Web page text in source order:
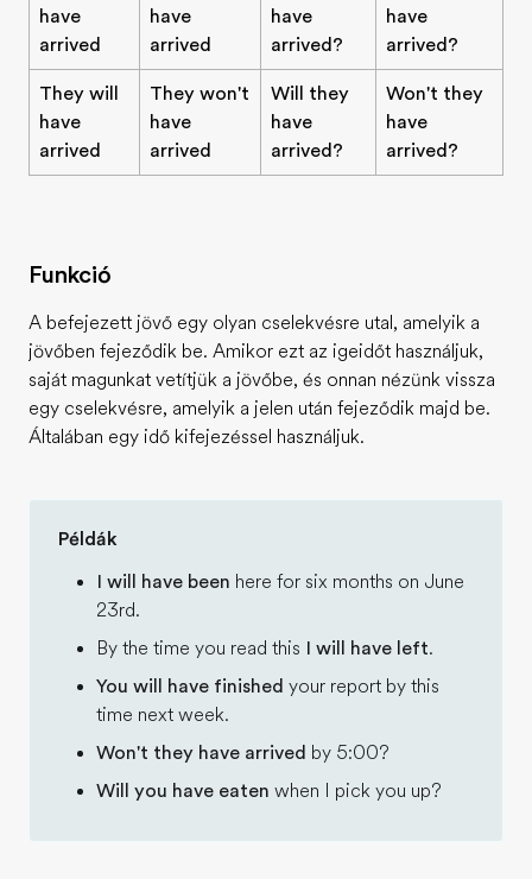
have
arrived
have
arrived
have
arrived?
have
arrived?
They will
have
arrived
They won't
have
arrived
Will they
have
arrived?
Won't they
have
arrived?
Funkció
A befejezett jövő egy olyan cselekvésre utal, amelyik a
jövőben fejeződik be. Amikor ezt az igeidőt használjuk,
saját magunkat vetítjük a jövőbe, és onnan nézünk vissza
egy cselekvésre, amelyik a jelen után fejeződik majd be.
Általában egy idő kifejezéssel használjuk.
Példák
I will have been here for six months on June
23rd.
By the time you read this I will have left.
You will have finished your report by this
time next week.
Won't they have arrived by 5:00?
Will you have eaten when I pick you up?